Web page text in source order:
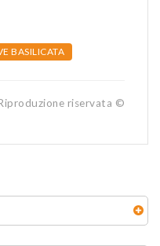
BASILICATA
riservata ©